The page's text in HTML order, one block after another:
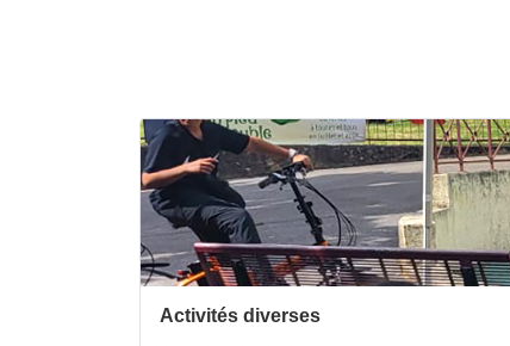
Activités diverses